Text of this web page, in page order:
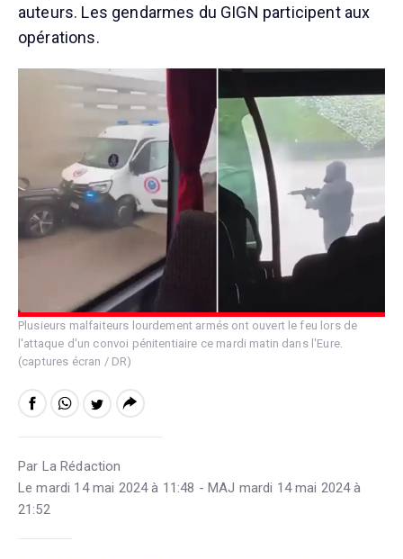
auteurs. Les gendarmes du GIGN participent aux
opérations.
Plusieurs malfaiteurs lourdement armés ont ouvert le feu lors de
l'attaque d'un convoi pénitentiaire ce mardi matin dans l'Eure.
(captures écran / DR)
Par La Rédaction
Le mardi 14 mai 2024 à 11:48 - MAJ mardi 14 mai 2024 à
21:52